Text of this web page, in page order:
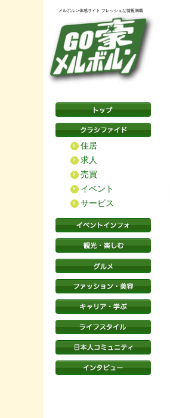
メルボルン体感サイト フレッシュな情報満載
住居
求人
売買
イベント
サービス